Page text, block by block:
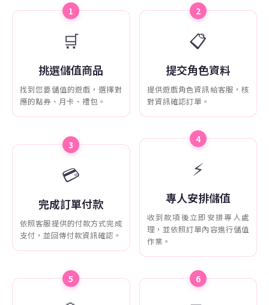
1
🛒
挑選儲值商品
找到您要儲值的遊戲，選擇對
應的點券、月卡、禮包。
2
📋
提交角色資料
提供遊戲角色資訊給客服，核
對資訊確認訂單。
3
💳
完成訂單付款
依照客服提供的付款方式完成
支付，並回傳付款資訊確認。
4
⚡
專人安排儲值
收到款項後立即安排專人處
理，並依照訂單內容進行儲值
作業。
5 6